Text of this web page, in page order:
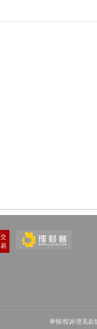
交
易
举报/投诉/意见反